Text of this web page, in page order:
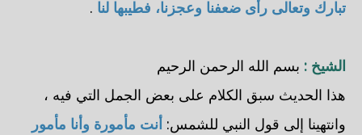
تبارك وتعالى رأى ضعفنا وعجزنا، فطيبها لنا .
الشيخ : بسم الله الرحمن الرحيم
هذا الحديث سبق الكلام على بعض الجمل التي فيه ،
وانتهينا إلى قول النبي للشمس: أنت مأمورة وأنا مأمور